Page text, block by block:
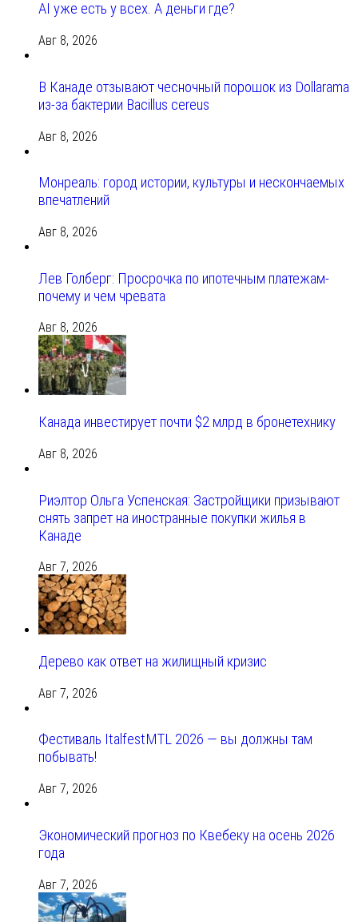
AI уже есть у всех. А деньги где?
Авг 8, 2026
В Канаде отзывают чесночный порошок из Dollarama
из-за бактерии Bacillus cereus
Авг 8, 2026
Монреаль: город истории, культуры и нескончаемых
впечатлений
Авг 8, 2026
Лев Голберг: Просрочка по ипотечным платежам-
почему и чем чревата
Авг 8, 2026
Канада инвестирует почти $2 млрд в бронетехнику
Авг 8, 2026
Риэлтор Ольга Успенская: Застройщики призывают
снять запрет на иностранные покупки жилья в
Канаде
Авг 7, 2026
Дерево как ответ на жилищный кризис
Авг 7, 2026
Фестиваль ItalfestMTL 2026 — вы должны там
побывать!
Авг 7, 2026
Экономический прогноз по Квебеку на осень 2026
года
Авг 7, 2026